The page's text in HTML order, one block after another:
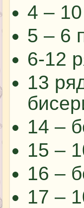
4 –
5 – 6
6-12
13
14 –
15 –
16 –
17 –